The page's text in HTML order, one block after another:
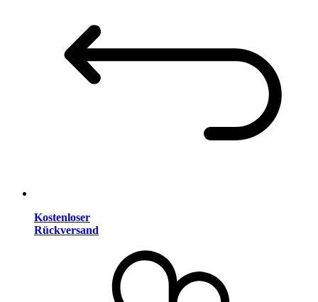
Kostenloser
Rückversand